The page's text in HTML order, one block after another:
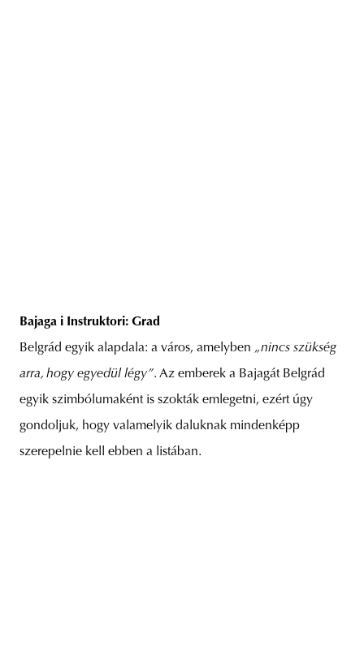
Bajaga i Instruktori: Grad
Belgrád egyik alapdala: a város, amelyben „nincs szükség
arra, hogy egyedül légy”. Az emberek a Bajagát Belgrád
egyik szimbólumaként is szokták emlegetni, ezért úgy
gondoljuk, hogy valamelyik daluknak mindenképp
szerepelnie kell ebben a listában.